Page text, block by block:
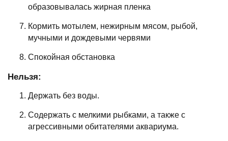
образовывалась жирная пленка
Кормить мотылем, нежирным мясом, рыбой,
мучными и дождевыми червями
Спокойная обстановка
Нельзя:
Держать без воды.
Содержать с мелкими рыбками, а также с
агрессивными обитателями аквариума.